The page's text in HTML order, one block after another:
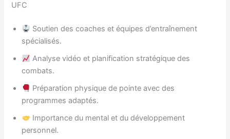
UFC
Soutien des coaches et équipes d’entraînement
spécialisés.
Analyse vidéo et planification stratégique des
combats.
Préparation physique de pointe avec des
programmes adaptés.
Importance du mental et du développement
personnel.